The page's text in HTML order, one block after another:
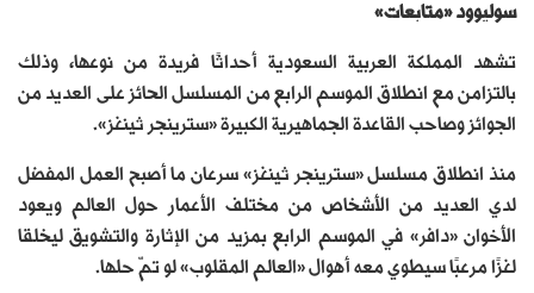
سوليوود «متابعات»
تشهد المملكة العربية السعودية أحداثًا فريدة من نوعها، وذلك
بالتزامن مع انطلاق الموسم الرابع من المسلسل الحائز على العديد من
الجوائز وصاحب القاعدة الجماهيرية الكبيرة «سترينجر ثينغز».
منذ انطلاق مسلسل «سترينجر ثينغز» سرعان ما أصبح العمل المفضل
لدي العديد من الأشخاص من مختلف الأعمار حول العالم ويعود
الأخوان «دافر» في الموسم الرابع بمزيد من الإثارة والتشويق ليخلقا
لغزًا مرعبًا سيطوي معه أهوال «العالم المقلوب» لو تمّ حلها.